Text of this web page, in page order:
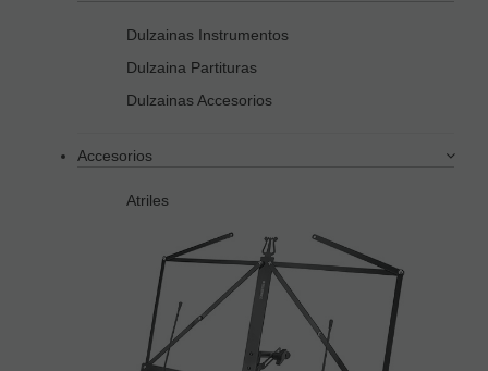
Dulzainas Instrumentos
Dulzaina Partituras
Dulzainas Accesorios
Accesorios
Atriles